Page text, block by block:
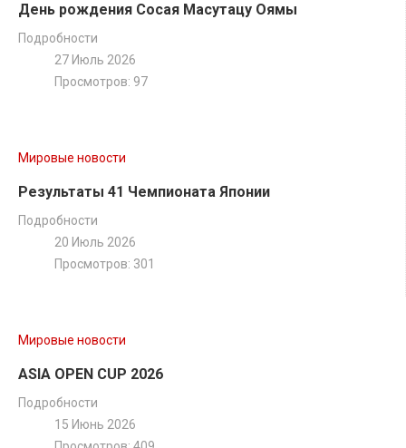
День рождения Сосая Масутацу Оямы
Подробности
27 Июль 2026
Просмотров: 97
Мировые новости
Результаты 41 Чемпионата Японии
Подробности
20 Июль 2026
Просмотров: 301
Мировые новости
ASIA OPEN CUP 2026
Подробности
15 Июнь 2026